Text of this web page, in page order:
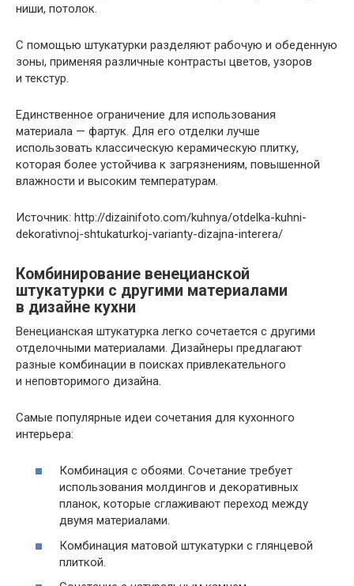
ниши, потолок.
С помощью штукатурки разделяют рабочую и обеденную
зоны, применяя различные контрасты цветов, узоров
и текстур.
Единственное ограничение для использования
материала — фартук. Для его отделки лучше
использовать классическую керамическую плитку,
которая более устойчива к загрязнениям, повышенной
влажности и высоким температурам.
Источник: http://dizainifoto.com/kuhnya/otdelka-kuhni-
dekorativnoj-shtukaturkoj-varianty-dizajna-interera/
Комбинирование венецианской
штукатурки с другими материалами
в дизайне кухни
Венецианская штукатурка легко сочетается с другими
отделочными материалами. Дизайнеры предлагают
разные комбинации в поисках привлекательного
и неповторимого дизайна.
Самые популярные идеи сочетания для кухонного
интерьера:
Комбинация с обоями. Сочетание требует
использования молдингов и декоративных
планок, которые сглаживают переход между
двумя материалами.
Комбинация матовой штукатурки с глянцевой
плиткой.